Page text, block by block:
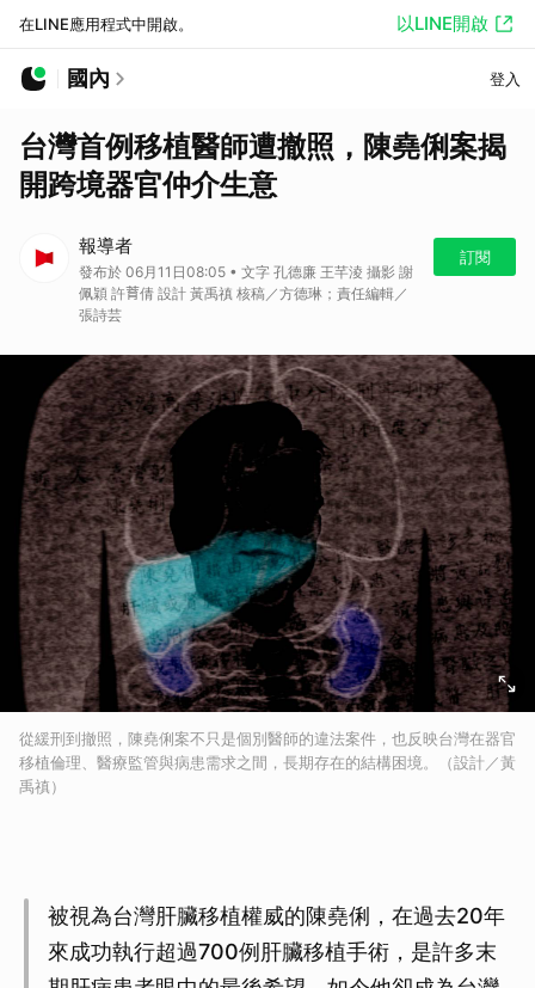
在LINE應用程式中開啟。 以LINE開啟
國內 登入
台灣首例移植醫師遭撤照，陳堯俐案揭
開跨境器官仲介生意
報導者
發布於 06月11日08:05 • 文字 孔德廉 王芊淩 攝影 謝
佩穎 許𦱀倩 設計 黃禹禛 核稿／方德琳；責任編輯／
張詩芸
訂閱
從緩刑到撤照，陳堯俐案不只是個別醫師的違法案件，也反映台灣在器官
移植倫理、醫療監管與病患需求之間，長期存在的結構困境。（設計／黃
禹禛）
被視為台灣肝臟移植權威的陳堯俐，在過去20年
來成功執行超過700例肝臟移植手術，是許多末